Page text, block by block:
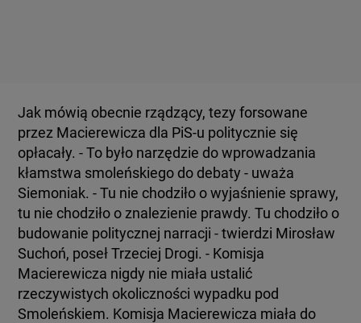
Jak mówią obecnie rządzący, tezy forsowane
przez Macierewicza dla PiS-u politycznie się
opłacały. - To było narzędzie do wprowadzania
kłamstwa smoleńskiego do debaty - uważa
Siemoniak. - Tu nie chodziło o wyjaśnienie sprawy,
tu nie chodziło o znalezienie prawdy. Tu chodziło o
budowanie politycznej narracji - twierdzi Mirosław
Suchoń, poseł Trzeciej Drogi. - Komisja
Macierewicza nigdy nie miała ustalić
rzeczywistych okoliczności wypadku pod
Smoleńskiem. Komisja Macierewicza miała do